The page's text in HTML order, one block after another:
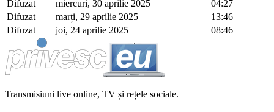
Difuzat
miercuri, 30 aprilie 2025
04:27
Difuzat
marți, 29 aprilie 2025
13:46
Difuzat
joi, 24 aprilie 2025 08:46
Transmisiuni live online, TV și rețele sociale.